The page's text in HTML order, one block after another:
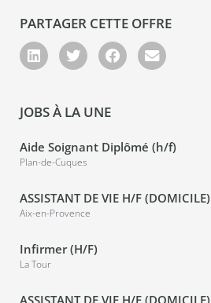
PARTAGER CETTE OFFRE
JOBS À LA UNE
Aide Soignant Diplômé (h/f)
Plan-de-Cuques
ASSISTANT DE VIE H/F (DOMICILE)
Aix-en-Provence
Infirmer (H/F)
La Tour
ASSISTANT DE VIE H/F (DOMICILE)